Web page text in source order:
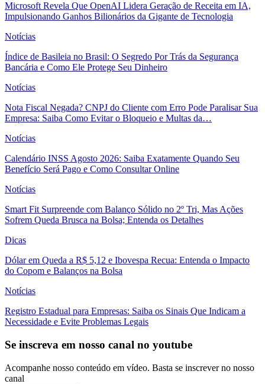
Microsoft Revela Que OpenAI Lidera Geração de Receita em IA,
Impulsionando Ganhos Bilionários da Gigante de Tecnologia
Notícias
Índice de Basileia no Brasil: O Segredo Por Trás da Segurança
Bancária e Como Ele Protege Seu Dinheiro
Notícias
Nota Fiscal Negada? CNPJ do Cliente com Erro Pode Paralisar Sua
Empresa: Saiba Como Evitar o Bloqueio e Multas da…
Notícias
Calendário INSS Agosto 2026: Saiba Exatamente Quando Seu
Benefício Será Pago e Como Consultar Online
Notícias
Smart Fit Surpreende com Balanço Sólido no 2º Tri, Mas Ações
Sofrem Queda Brusca na Bolsa; Entenda os Detalhes
Dicas
Dólar em Queda a R$ 5,12 e Ibovespa Recua: Entenda o Impacto
do Copom e Balanços na Bolsa
Notícias
Registro Estadual para Empresas: Saiba os Sinais Que Indicam a
Necessidade e Evite Problemas Legais
Se inscreva em nosso canal no youtube
Acompanhe nosso conteúdo em vídeo. Basta se inscrever no nosso
canal